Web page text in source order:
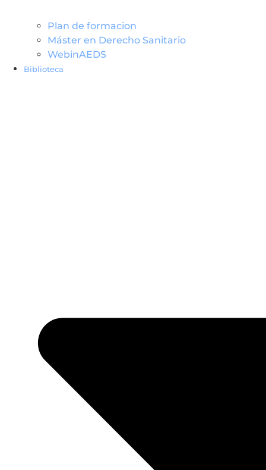
Plan de formacion
Máster en Derecho Sanitario
WebinAEDS
Biblioteca